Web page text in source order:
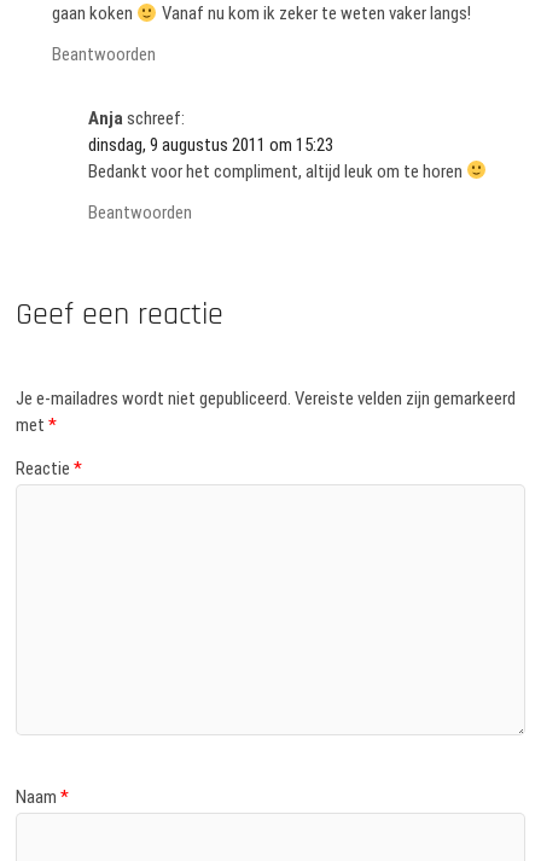
gaan koken
Vanaf nu kom ik zeker te weten vaker langs!
Beantwoorden
Anjaschreef:
dinsdag, 9 augustus 2011 om 15:23
Bedankt voor het compliment, altijd leuk om te horen
Beantwoorden
Geef een reactie
Je e-mailadres wordt niet gepubliceerd. Vereiste velden zijn gemarkeerd
met*
Reactie*
Naam*